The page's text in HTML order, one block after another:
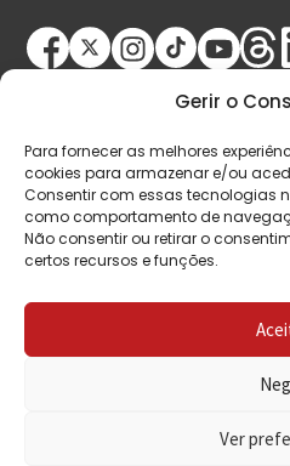
Gerir o
Para fornecer as melhores
cookies para armazenar e/ou
Consentir com essas tecnologias
como comportamento de
Não consentir ou retirar o
certos recursos e funções.
Ver
© Copyright 2026 Saída
direitos